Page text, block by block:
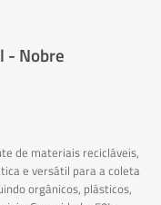
- Nobre
de materiais recicláveis,
e versátil para a coleta
orgânicos, plásticos,